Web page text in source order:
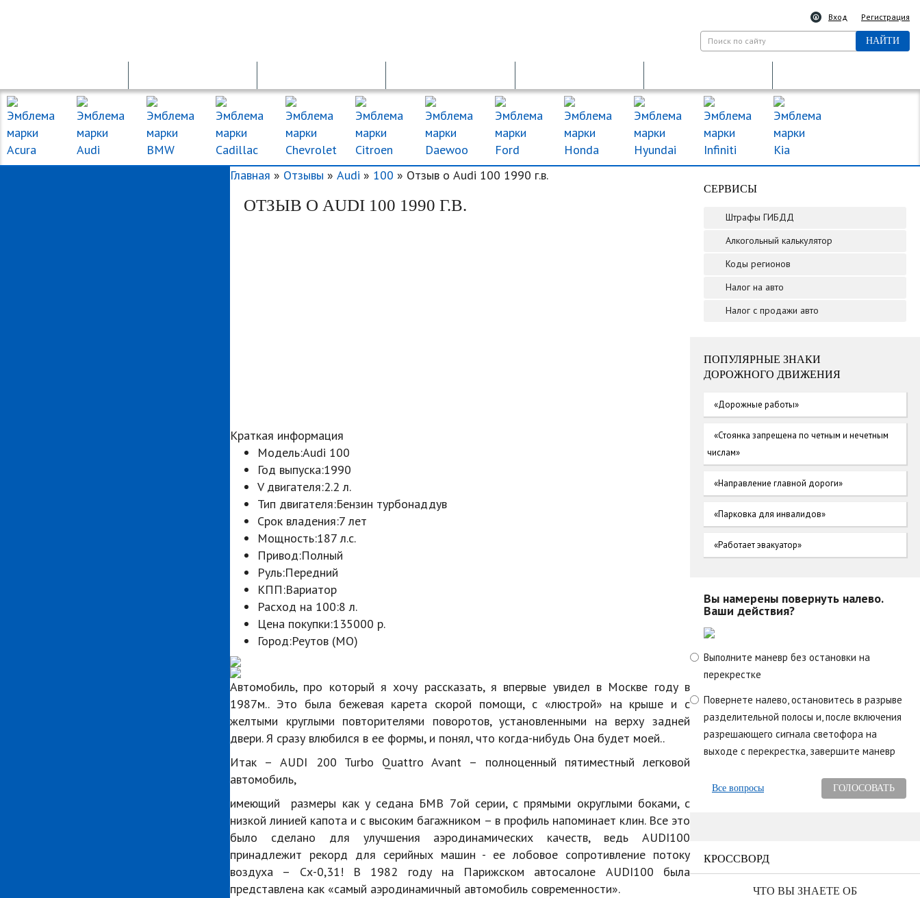
Вход Регистрация
НАЙТИ
Главная » Отзывы » Audi » 100 » Отзыв о Audi 100 1990 г.в.
ОТЗЫВ О AUDI 100 1990 Г.В.
Краткая информация
Модель:Audi 100
Год выпуска:1990
V двигателя:2.2 л.
Тип двигателя:Бензин турбонаддув
Срок владения:7 лет
Мощность:187 л.с.
Привод:Полный
Руль:Передний
КПП:Вариатор
Расход на 100:8 л.
Цена покупки:135000 р.
Город:Реутов (МО)
Автомобиль, про который я хочу рассказать, я впервые увидел в Москве году в
1987м.. Это была бежевая карета скорой помощи, с «люстрой» на крыше и с
желтыми круглыми повторителями поворотов, установленными на верху задней
двери. Я сразу влюбился в ее формы, и понял, что когда-нибудь Она будет моей..
Итак – AUDI 200 Turbo Quattro Avant – полноценный пятиместный легковой
автомобиль,
имеющий размеры как у седана БМВ 7ой серии, с прямыми округлыми боками, с
низкой линией капота и с высоким багажником – в профиль напоминает клин. Все это
было сделано для улучшения аэродинамических качеств, ведь AUDI100
принадлежит рекорд для серийных машин - ее лобовое сопротивление потоку
воздуха – Сх-0,31! В 1982 году на Парижском автосалоне AUDI100 была
представлена как «самый аэродинамичный автомобиль современности».
СЕРВИСЫ
Штрафы ГИБДД
Алкогольный калькулятор
Коды регионов
Налог на авто
Налог с продажи авто
ПОПУЛЯРНЫЕ ЗНАКИ
ДОРОЖНОГО ДВИЖЕНИЯ
«Дорожные работы»
«Стоянка запрещена по четным и нечетным
числам»
«Направление главной дороги»
«Парковка для инвалидов»
«Работает эвакуатор»
Вы намерены повернуть налево.
Ваши действия?
Выполните маневр без остановки на
перекрестке
Повернете налево, остановитесь в разрыве
разделительной полосы и, после включения
разрешающего сигнала светофора на
выходе с перекрестка, завершите маневр
Все вопросы
КРОССВОРД
ЧТО ВЫ ЗНАЕТЕ ОБ